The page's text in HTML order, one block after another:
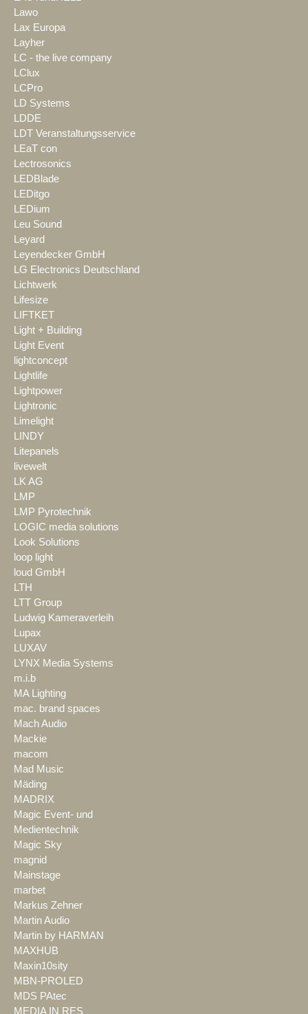
Lawo
Lax Europa
Layher
LC - the live company
LClux
LCPro
LD Systems
LDDE
LDT Veranstaltungsservice
LEaT con
Lectrosonics
LEDBlade
LEDitgo
LEDium
Leu Sound
Leyard
Leyendecker GmbH
LG Electronics Deutschland
Lichtwerk
Lifesize
LIFTKET
Light + Building
Light Event
lightconcept
Lightlife
Lightpower
Lightronic
Limelight
LINDY
Litepanels
livewelt
LK AG
LMP
LMP Pyrotechnik
LOGIC media solutions
Look Solutions
loop light
loud GmbH
LTH
LTT Group
Ludwig Kameraverleih
Lupax
LUXAV
LYNX Media Systems
m.i.b
MA Lighting
mac. brand spaces
Mach Audio
Mackie
macom
Mad Music
Mäding
MADRIX
Magic Event- und
Medientechnik
Magic Sky
magnid
Mainstage
marbet
Markus Zehner
Martin Audio
Martin by HARMAN
MAXHUB
Maxin10sity
MBN-PROLED
MDS PAtec
MEDIA IN RES